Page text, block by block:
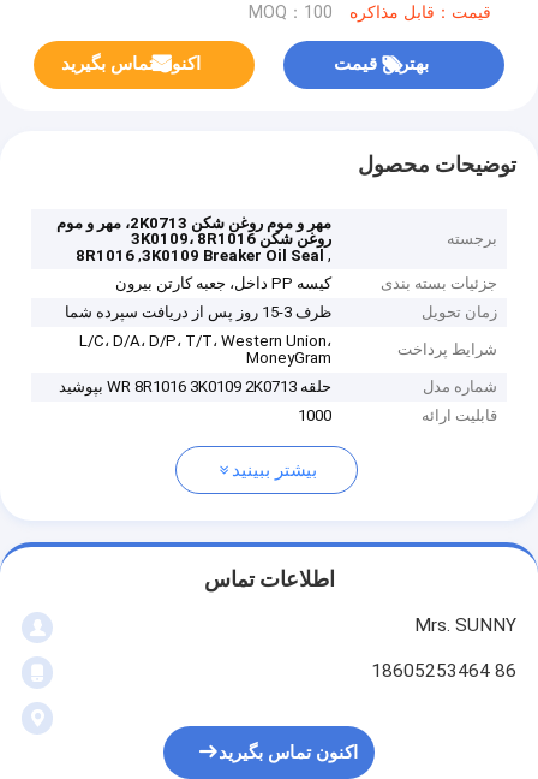
قیمت：قابل مذاکره MOQ：100
بهترین قیمت اکنون تماس بگیرید
توضیحات محصول
برجسته
مهر و موم روغن شکن 2K0713، مهر و موم
روغن شکن 3K0109، 8R1016
,
3K0109 Breaker Oil Seal
,
8R1016
جزئیات بسته بندی
کیسه PP داخل، جعبه کارتن بیرون
زمان تحویل
ظرف 3-15 روز پس از دریافت سپرده شما
شرایط پرداخت
L/C، D/A، D/P، T/T، Western Union،
MoneyGram
شماره مدل
حلقه WR 8R1016 3K0109 2K0713 بپوشید
قابلیت ارائه
1000
بیشتر ببینید
اطلاعات تماس
Mrs. SUNNY
86 18605253464
اکنون تماس بگیرید